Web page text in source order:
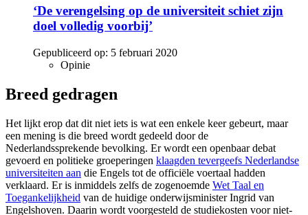
‘De verengelsing op de universiteit schiet zijn
doel volledig voorbij’
Gepubliceerd op: 5 februari 2020
Opinie
Breed gedragen
Het lijkt erop dat dit niet iets is wat een enkele keer gebeurt, maar
een mening is die breed wordt gedeeld door de
Nederlandssprekende bevolking. Er wordt een openbaar debat
gevoerd en politieke groeperingen klaagden tevergeefs Nederlandse
universiteiten aan die Engels tot de officiële voertaal hadden
verklaard. Er is inmiddels zelfs de zogenoemde Wet Taal en
Toegankelijkheid van de huidige onderwijsminister Ingrid van
Engelshoven. Daarin wordt voorgesteld de studiekosten voor niet-